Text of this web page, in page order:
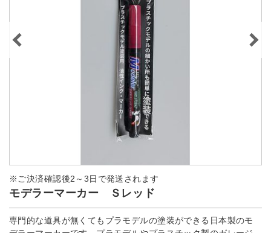
※ご決済確認後2～3日で発送されます
モデラーマーカー Ｓレッド
専門的な道具が無くてもプラモデルの塗装ができる日本製のモ